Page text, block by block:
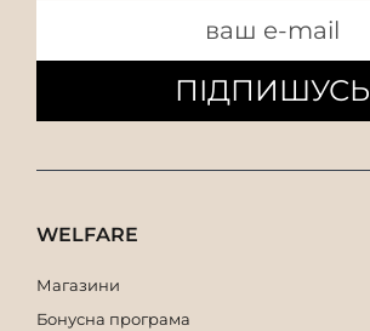
ПІДПИШУСЬ
WELFARE
Магазини
Бонусна програма